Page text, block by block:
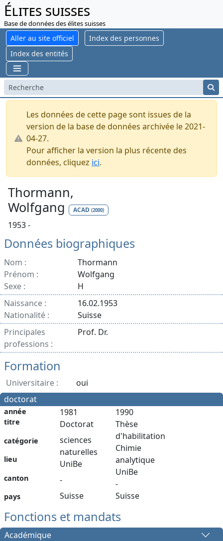
Élites suisses
Base de données des élites suisses
Aller au site officiel
Index des personnes
Index des entités
Les données de cette page sont issues de la
version de la base de données archivée le 2021-
04-27.
Pour afficher la version la plus récente des
données, cliquez ici.
Thormann,
Wolfgang
ACAD (2000)
1953 -
Données biographiques
Nom :
Thormann
Prénom :
Wolfgang
Sexe :
H
Naissance :
16.02.1953
Nationalité :
Suisse
Principales
professions :
Prof. Dr.
Formation
Universitaire :
oui
doctorat
année
titre
catégorie
lieu
canton
pays
1981
Doctorat
sciences
naturelles
UniBe
-
Suisse
1990
Thèse
d'habilitation
Chimie
analytique
UniBe
-
Suisse
Fonctions et mandats
Académique